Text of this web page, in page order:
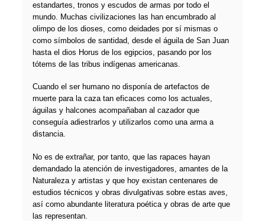
estandartes, tronos y escudos de armas por todo el
mundo. Muchas civilizaciones las han encumbrado al
olimpo de los dioses, como deidades por sí mismas o
como símbolos de santidad, desde el águila de San Juan
hasta el dios Horus de los egipcios, pasando por los
tótems de las tribus indígenas americanas.
Cuando el ser humano no disponía de artefactos de
muerte para la caza tan eficaces como los actuales,
águilas y halcones acompañaban al cazador que
conseguía adiestrarlos y utilizarlos como una arma a
distancia.
No es de extrañar, por tanto, que las rapaces hayan
demandado la atención de investigadores, amantes de la
Naturaleza y artistas y que hoy existan centenares de
estudios técnicos y obras divulgativas sobre estas aves,
así como abundante literatura poética y obras de arte que
las representan.